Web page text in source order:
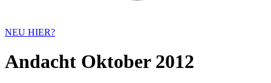
NEU HIER?
Andacht Oktober 2012